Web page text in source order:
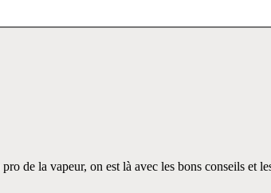
de la vapeur, on est là avec les bons conseils et